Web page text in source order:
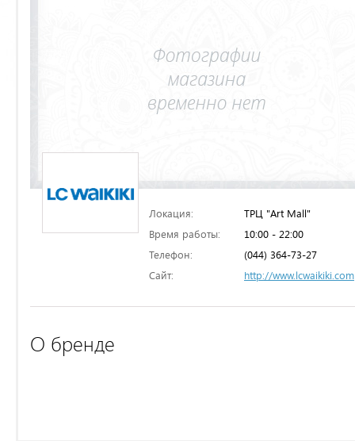
Локация:
ТРЦ "Art Mall"
Время работы:
10:00 - 22:00
Телефон:
(044) 364-73-27
Сайт:
http://www.lcwaikiki.com
О бренде